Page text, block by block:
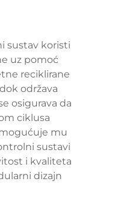
sustav koristi
uz pomoć
reciklirane
održava
osigurava da
ciklusa
mu
sustavi
i kvaliteta
dizajn